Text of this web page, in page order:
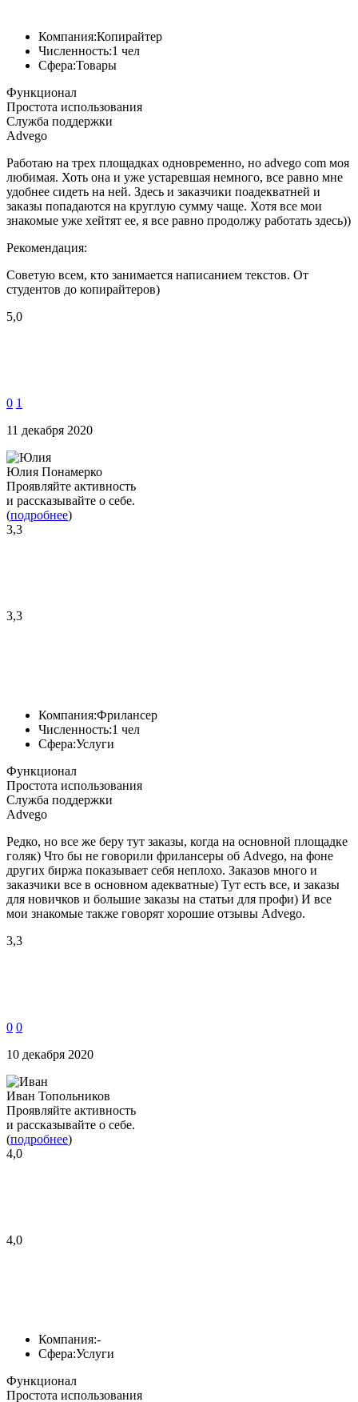
Компания:Копирайтер
Численность:1 чел
Сфера:Товары
Функционал
Простота использования
Служба поддержки
Advego
Работаю на трех площадках одновременно, но advego com моя
любимая. Хоть она и уже устаревшая немного, все равно мне
удобнее сидеть на ней. Здесь и заказчики поадекватней и
заказы попадаются на круглую сумму чаще. Хотя все мои
знакомые уже хейтят ее, я все равно продолжу работать здесь))
Рекомендация:
Советую всем, кто занимается написанием текстов. От
студентов до копирайтеров)
5,0
0 1
11 декабря 2020
Юлия Понамерко
Проявляйте активность
и рассказывайте о себе.
(подробнее)
3,3
3,3
Компания:Фрилансер
Численность:1 чел
Сфера:Услуги
Функционал
Простота использования
Служба поддержки
Advego
Редко, но все же беру тут заказы, когда на основной площадке
голяк) Что бы не говорили фрилансеры об Advego, на фоне
других биржа показывает себя неплохо. Заказов много и
заказчики все в основном адекватные) Тут есть все, и заказы
для новичков и большие заказы на статьи для профи) И все
мои знакомые также говорят хорошие отзывы Advego.
3,3
0 0
10 декабря 2020
Иван Топольников
Проявляйте активность
и рассказывайте о себе.
(подробнее)
4,0
4,0
Компания:-
Сфера:Услуги
Функционал
Простота использования